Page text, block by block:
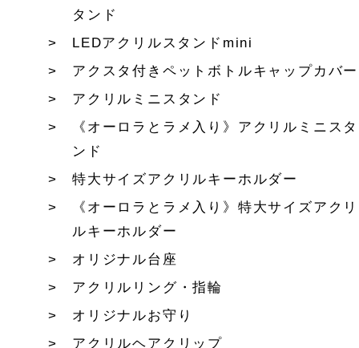
タンド
LEDアクリルスタンドmini
アクスタ付きペットボトルキャップカバー
アクリルミニスタンド
《オーロラとラメ入り》アクリルミニスタ
ンド
特大サイズアクリルキーホルダー
《オーロラとラメ入り》特大サイズアクリ
ルキーホルダー
オリジナル台座
アクリルリング・指輪
オリジナルお守り
アクリルヘアクリップ